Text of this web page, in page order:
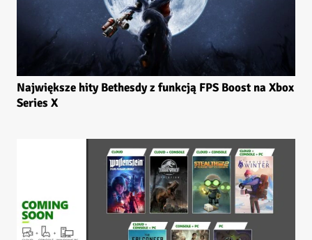
Największe hity Bethesdy z funkcją FPS Boost na Xbox
Series X